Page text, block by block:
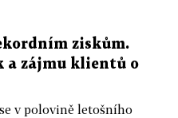
ziskům.
a zájmu klientů o
v polovině letošního